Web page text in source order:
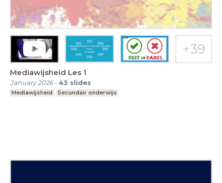
Mediawijsheid Les 1
January 2026- 43 slides
Mediawijsheid Secundair onderwijs